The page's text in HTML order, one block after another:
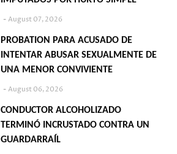
August 07, 2026
PROBATION PARA ACUSADO DE
INTENTAR ABUSAR SEXUALMENTE DE
UNA MENOR CONVIVIENTE
August 06, 2026
CONDUCTOR ALCOHOLIZADO
TERMINÓ INCRUSTADO CONTRA UN
GUARDARRAÍL